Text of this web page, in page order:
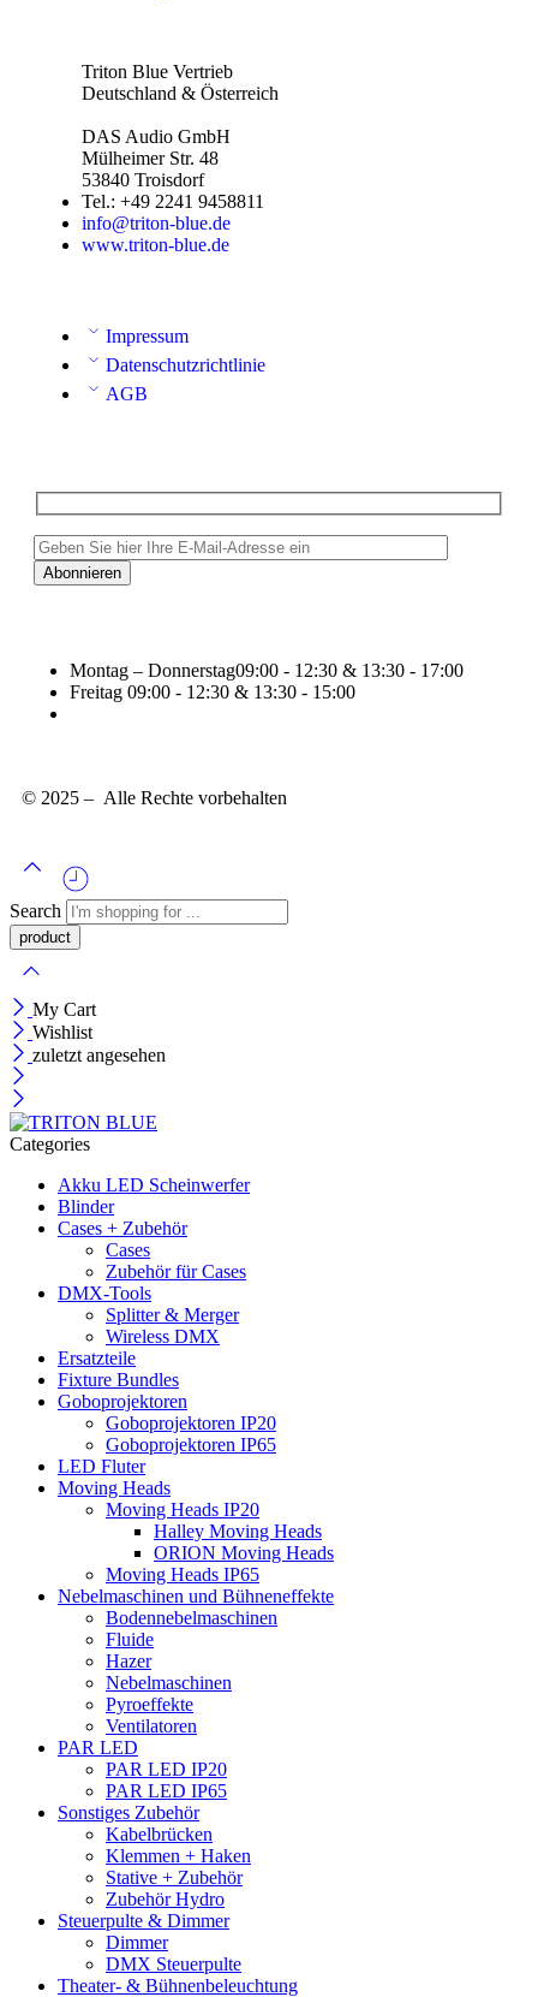
Triton Blue Vertrieb
Deutschland & Österreich
DAS Audio GmbH
Mülheimer Str. 48
53840 Troisdorf
Tel.: +49 2241 9458811
info@triton-blue.de
www.triton-blue.de
Impressum
Datenschutzrichtlinie
AGB
Montag – Donnerstag09:00 - 12:30 & 13:30 - 17:00
Freitag 09:00 - 12:30 & 13:30 - 15:00
© 2025 – Alle Rechte vorbehalten
Search
My Cart
Wishlist
zuletzt angesehen
Categories
Akku LED Scheinwerfer
Blinder
Cases + Zubehör
Cases
Zubehör für Cases
DMX-Tools
Splitter & Merger
Wireless DMX
Ersatzteile
Fixture Bundles
Goboprojektoren
Goboprojektoren IP20
Goboprojektoren IP65
LED Fluter
Moving Heads
Moving Heads IP20
Halley Moving Heads
ORION Moving Heads
Moving Heads IP65
Nebelmaschinen und Bühneneffekte
Bodennebelmaschinen
Fluide
Hazer
Nebelmaschinen
Pyroeffekte
Ventilatoren
PAR LED
PAR LED IP20
PAR LED IP65
Sonstiges Zubehör
Kabelbrücken
Klemmen + Haken
Stative + Zubehör
Zubehör Hydro
Steuerpulte & Dimmer
Dimmer
DMX Steuerpulte
Theater- & Bühnenbeleuchtung